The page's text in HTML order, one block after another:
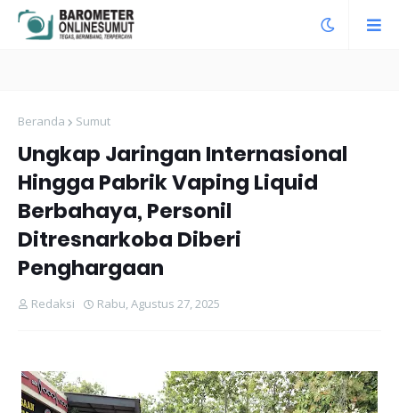
Beranda Sumut
Ungkap Jaringan Internasional
Hingga Pabrik Vaping Liquid
Berbahaya, Personil
Ditresnarkoba Diberi
Penghargaan
Redaksi Rabu, Agustus 27, 2025